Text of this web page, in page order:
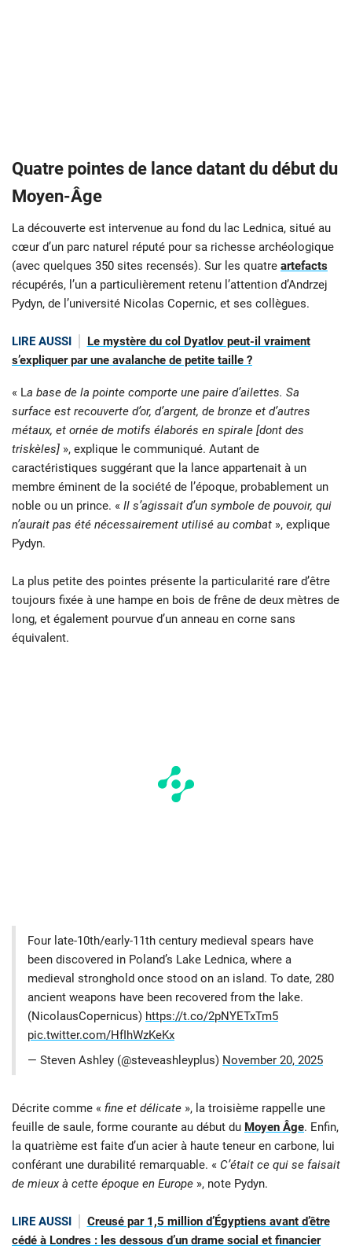
Quatre pointes de lance datant du début du
Moyen-Âge
La découverte est intervenue au fond du lac Lednica, situé au
cœur d’un parc naturel réputé pour sa richesse archéologique
(avec quelques 350 sites recensés). Sur les quatre artefacts
récupérés, l’un a particulièrement retenu l’attention d’Andrzej
Pydyn, de l’université Nicolas Copernic, et ses collègues.
LIRE AUSSI
Le mystère du col Dyatlov peut-il vraiment
s’expliquer par une avalanche de petite taille ?
« La base de la pointe comporte une paire d’ailettes. Sa
surface est recouverte d’or, d’argent, de bronze et d’autres
métaux, et ornée de motifs élaborés en spirale [dont des
triskèles] », explique le communiqué. Autant de
caractéristiques suggérant que la lance appartenait à un
membre éminent de la société de l’époque, probablement un
noble ou un prince. « Il s’agissait d’un symbole de pouvoir, qui
n’aurait pas été nécessairement utilisé au combat », explique
Pydyn.
La plus petite des pointes présente la particularité rare d’être
toujours fixée à une hampe en bois de frêne de deux mètres de
long, et également pourvue d’un anneau en corne sans
équivalent.
Four late-10th/early-11th century medieval spears have
been discovered in Poland’s Lake Lednica, where a
medieval stronghold once stood on an island. To date, 280
ancient weapons have been recovered from the lake.
(NicolausCopernicus) https://t.co/2pNYETxTm5
pic.twitter.com/HfIhWzKeKx
— Steven Ashley (@steveashleyplus) November 20, 2025
Décrite comme « fine et délicate », la troisième rappelle une
feuille de saule, forme courante au début du Moyen Âge. Enfin,
la quatrième est faite d’un acier à haute teneur en carbone, lui
conférant une durabilité remarquable. « C’était ce qui se faisait
de mieux à cette époque en Europe », note Pydyn.
LIRE AUSSI
Creusé par 1,5 million d’Égyptiens avant d’être
cédé à Londres : les dessous d’un drame social et financier